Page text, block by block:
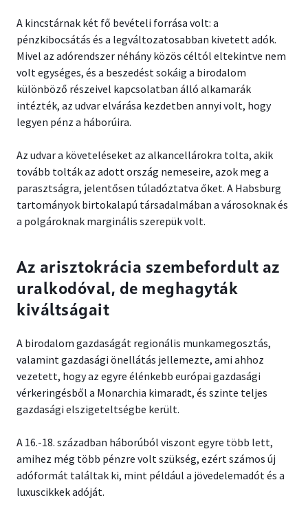
A kincstárnak két fő bevételi forrása volt: a
pénzkibocsátás és a legváltozatosabban kivetett adók.
Mivel az adórendszer néhány közös céltól eltekintve nem
volt egységes, és a beszedést sokáig a birodalom
különböző részeivel kapcsolatban álló alkamarák
intézték, az udvar elvárása kezdetben annyi volt, hogy
legyen pénz a háborúira.
Az udvar a követeléseket az alkancellárokra tolta, akik
tovább tolták az adott ország nemeseire, azok meg a
parasztságra, jelentősen túladóztatva őket. A Habsburg
tartományok birtokalapú társadalmában a városoknak és
a polgároknak marginális szerepük volt.
Az arisztokrácia szembefordult az
uralkodóval, de meghagyták
kiváltságait
A birodalom gazdaságát regionális munkamegosztás,
valamint gazdasági önellátás jellemezte, ami ahhoz
vezetett, hogy az egyre élénkebb európai gazdasági
vérkeringésből a Monarchia kimaradt, és szinte teljes
gazdasági elszigeteltségbe került.
A 16.-18. században háborúból viszont egyre több lett,
amihez még több pénzre volt szükség, ezért számos új
adóformát találtak ki, mint például a jövedelemadót és a
luxuscikkek adóját.